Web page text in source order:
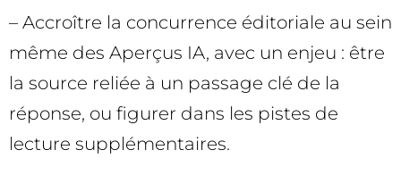
– Accroître la concurrence éditoriale au sein
même des Aperçus IA, avec un enjeu : être
la source reliée à un passage clé de la
réponse, ou figurer dans les pistes de
lecture supplémentaires.